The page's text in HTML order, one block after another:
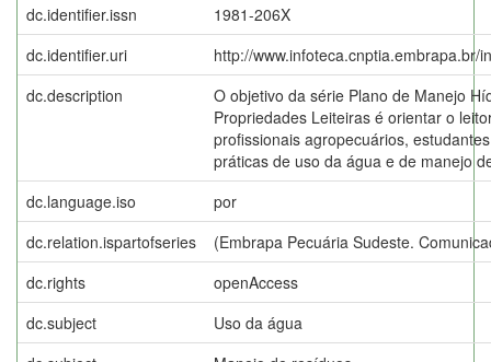
dc.identifier.issn
1981-206X
dc.identifier.uri
http://www.infoteca.cnptia.embrapa.br/
dc.description
O objetivo da série Plano de Manejo
Propriedades Leiteiras é orientar o
profissionais agropecuários,
práticas de uso da água e de manejo
dc.language.iso
por
dc.relation.ispartofseries
(Embrapa Pecuária Sudeste.
dc.rights
openAccess
dc.subject
Uso da água